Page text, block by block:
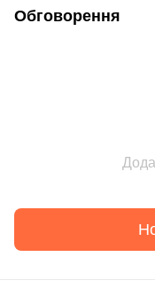
Обговорення